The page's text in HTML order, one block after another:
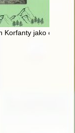
nr 2 (2022)
Korfanty jako